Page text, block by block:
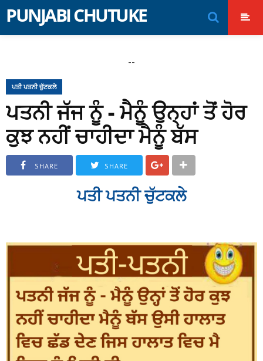
PUNJABI CHUTUKE
--
ਪਤੀ ਪਤਨੀ ਚੁੱਟਕਲੇ
ਪਤਨੀ ਜੱਜ ਨੂੰ - ਮੈਨੂੰ ਉਨ੍ਹਾਂ ਤੋਂ ਹੋਰ
ਕੁਝ ਨਹੀਂ ਚਾਹੀਦਾ ਮੈਨੂੰ ਬੱਸ
SHARE SHARE
ਪਤੀ ਪਤਨੀ ਚੁੱਟਕਲੇ